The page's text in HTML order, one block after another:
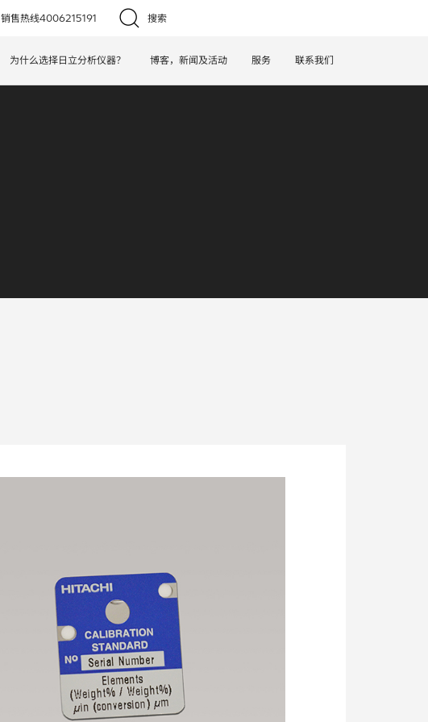
销售热线4006215191 搜索
为什么选择日立分析仪器？ 博客，新闻及活动 服务 联系我们